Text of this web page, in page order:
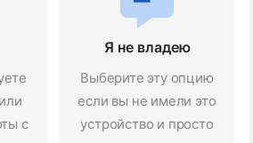
с
Я не владею
Выберите эту опцию
если вы не имели это
устройство и просто